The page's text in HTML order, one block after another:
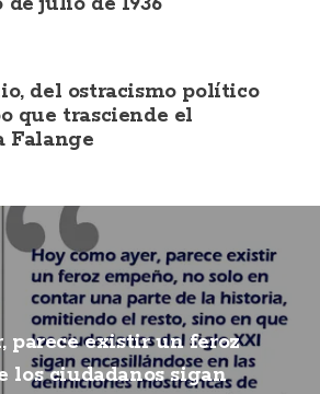
del ostracismo político
que trasciende el
Falange
parece existir un feroz
los ciudadanos sigan